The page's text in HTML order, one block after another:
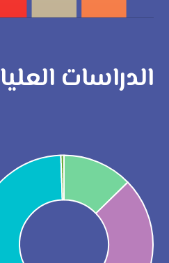
الدراسات العليا